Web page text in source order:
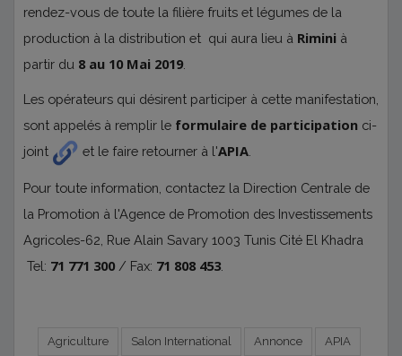
rendez-vous de toute la filière fruits et légumes de la
production à la distribution et qui aura lieu à Rimini à
partir du 8 au 10 Mai 2019
Les opérateurs qui désirent participer à cette manifestation,
sont appelés à remplir le formulaire de participation ci-
joint
et le faire retourner à l'APIA
Pour toute information, contactez la Direction Centrale de
la Promotion à l'Agence de Promotion des Investissements
Agricoles-62, Rue Alain Savary 1003 Tunis Cité El Khadra
Tel: 71 771 300 / Fax: 71 808 453
Agriculture Salon International Annonce APIA